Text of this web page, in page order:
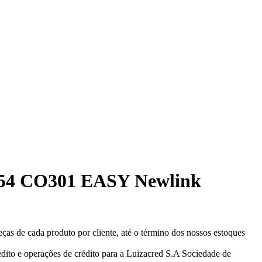
CO301 EASY Newlink
de cada produto por cliente, até o término dos nossos estoques
e operações de crédito para a Luizacred S.A Sociedade de